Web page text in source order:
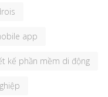
app
kế phần mềm di động